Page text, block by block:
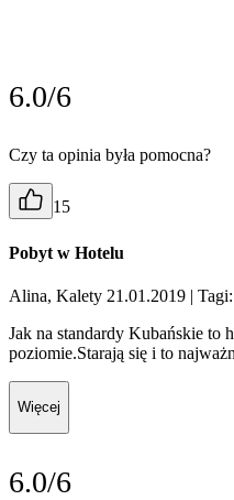
6.0/6
Czy ta opinia była pomocna?
15
Pobyt w Hotelu
Alina, Kalety 21.01.2019 |
Jak na standardy Kubańskie to
poziomie.Starają się i to
Więcej
6.0/6